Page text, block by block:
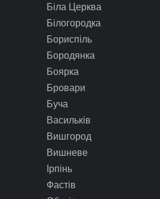
Біла Церква
Білогородка
Бориспіль
Бородянка
Боярка
Бровари
Буча
Васильків
Вишгород
Вишневе
Ірпінь
Фастів